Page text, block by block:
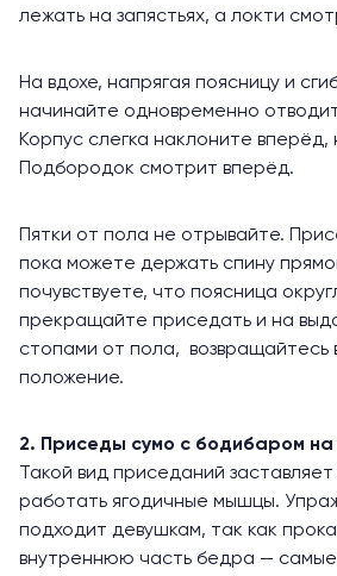
лежать на запястьях, а локти
На вдохе, напрягая поясницу и
начинайте одновременно
Корпус слегка наклоните вперёд,
Подбородок смотрит вперёд.
Пятки от пола не отрывайте.
пока можете держать спину
почувствуете, что поясница
прекращайте приседать и на
стопами от пола, возвращайтесь
положение.
2. Приседы сумо с бодибаром на
Такой вид приседаний
работать ягодичные мышцы.
подходит девушкам, так как
внутреннюю часть бедра —